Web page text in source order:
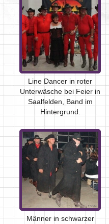
Line Dancer in roter
Unterwäsche bei Feier in
Saalfelden, Band im
Hintergrund.
Männer in schwarzer